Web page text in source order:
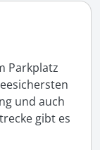
Parkplatz
und auch
gibt es